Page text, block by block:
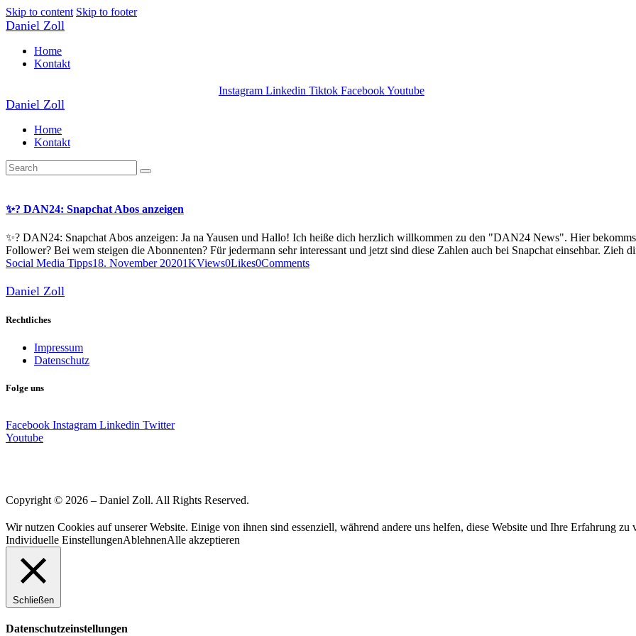
Skip to content Skip to footer
Daniel Zoll
Home
Kontakt
Instagram Linkedin Tiktok FacebookYoutube
Daniel Zoll
Home
Kontakt
✨? DAN24: Snapchat Abos anzeigen
✨? DAN24: Snapchat Abos anzeigen: Ja na Yausen und Hallo! Ich heiße dich herzlich willkommen zu den "DAN24 News". Hier
Follower? Bei wem steigen die Abonnenten? Für jedermann sehr interessant und jetzt sind diese Zahlen auch bei Snapchat einsehbar. Zieh
Social Media Tipps18. November 20201KViews0Likes0Comments
Daniel Zoll
Rechtliches
Impressum
Datenschutz
Folge uns
Facebook Instagram Linkedin Twitter
Youtube
Copyright © 2026 – Daniel Zoll. All Rights Reserved.
Wir nutzen Cookies auf unserer Website. Einige von ihnen sind essenziell, während andere uns helfen, diese Website und Ihre Erfahrung zu
Individuelle EinstellungenAblehnenAlle akzeptieren
Schließen
Datenschutzeinstellungen